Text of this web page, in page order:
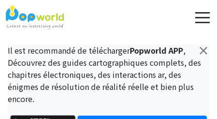
×
Il est recommandé de téléchargerPopworld APP,
Découvrez des guides cartographiques complets, des
chapitres électroniques, des interactions ar, des
énigmes de résolution de réalité réelle et bien plus
encore.